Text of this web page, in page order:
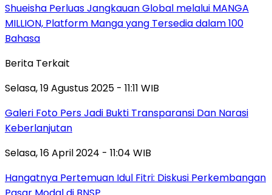
Shueisha Perluas Jangkauan Global melalui MANGA
MILLION, Platform Manga yang Tersedia dalam 100
Bahasa
Berita Terkait
Selasa, 19 Agustus 2025 - 11:11 WIB
Galeri Foto Pers Jadi Bukti Transparansi Dan Narasi
Keberlanjutan
Selasa, 16 April 2024 - 11:04 WIB
Hangatnya Pertemuan Idul Fitri: Diskusi Perkembangan